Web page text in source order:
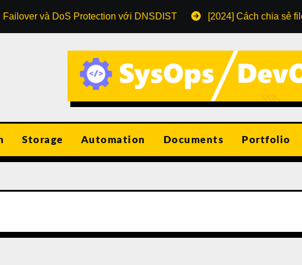
và DoS Protection với DNSDIST [2024] Cách chia sẻ
Storage Automation Documents Portfolio